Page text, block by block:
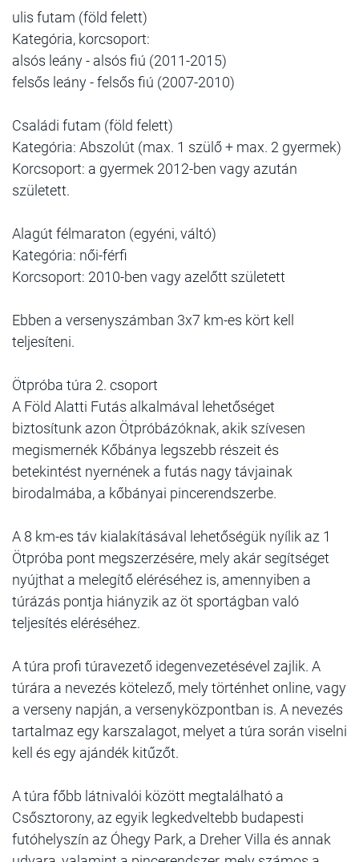
ulis futam (föld felett)
Kategória, korcsoport:
alsós leány - alsós fiú (2011-2015)
felsős leány - felsős fiú (2007-2010)
Családi futam (föld felett)
Kategória: Abszolút (max. 1 szülő + max. 2 gyermek)
Korcsoport: a gyermek 2012-ben vagy azután
született.
Alagút félmaraton (egyéni, váltó)
Kategória: női-férfi
Korcsoport: 2010-ben vagy azelőtt született
Ebben a versenyszámban 3x7 km-es kört kell
teljesíteni.
Ötpróba túra 2. csoport
A Föld Alatti Futás alkalmával lehetőséget
biztosítunk azon Ötpróbázóknak, akik szívesen
megismernék Kőbánya legszebb részeit és
betekintést nyernének a futás nagy távjainak
birodalmába, a kőbányai pincerendszerbe.
A 8 km-es táv kialakításával lehetőségük nyílik az 1
Ötpróba pont megszerzésére, mely akár segítséget
nyújthat a melegítő eléréséhez is, amennyiben a
túrázás pontja hiányzik az öt sportágban való
teljesítés eléréséhez.
A túra profi túravezető idegenvezetésével zajlik. A
túrára a nevezés kötelező, mely történhet online, vagy
a verseny napján, a versenyközpontban is. A nevezés
tartalmaz egy karszalagot, melyet a túra során viselni
kell és egy ajándék kitűzőt.
A túra főbb látnivalói között megtalálható a
Csősztorony, az egyik legkedveltebb budapesti
futóhelyszín az Óhegy Park, a Dreher Villa és annak